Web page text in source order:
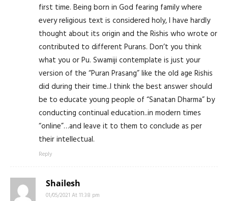
first time. Being born in God fearing family where
every religious text is considered holy, I have hardly
thought about its origin and the Rishis who wrote or
contributed to different Purans. Don’t you think
what you or Pu. Swamiji contemplate is just your
version of the “Puran Prasang” like the old age Rishis
did during their time..I think the best answer should
be to educate young people of “Sanatan Dharma” by
conducting continual education..in modern times
“online”…and leave it to them to conclude as per
their intellectual.
Reply
Shailesh
01/05/2021 At 11:38 pm